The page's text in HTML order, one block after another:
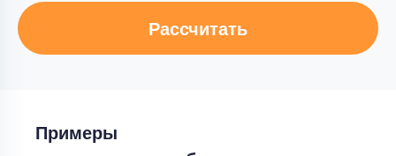
Рассчитать
Примеры